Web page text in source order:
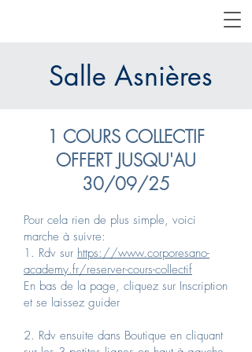
Salle Asnières
1 COURS COLLECTIF
OFFERT JUSQU'AU
30/09/25
Pour cela rien de plus simple, voici
marche à suivre:
1. Rdv sur https://www.corporesano-
academy.fr/reserver-cours-collectif
En bas de la page, cliquez sur Inscription
et se laissez guider
2. Rdv ensuite dans Boutique en cliquant